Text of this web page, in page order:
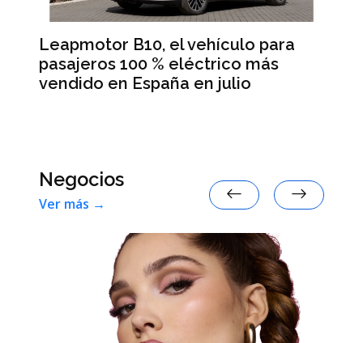
Leapmotor B10, el vehículo para
pasajeros 100 % eléctrico más
vendido en España en julio
Negocios
Ver más →